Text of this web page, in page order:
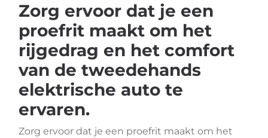
Zorg ervoor dat je een
proefrit maakt om het
rijgedrag en het comfort
van de tweedehands
elektrische auto te
ervaren.
Zorg ervoor dat je een proefrit maakt om het